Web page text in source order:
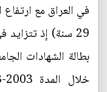
29 سنة) إذ